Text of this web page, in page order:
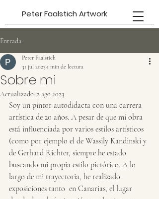
Peter Faalstich Artwork
Entrada
Sobre mi
Peter Faalstich
31 jul 2023 1 min de lectura
Actualizado: 2 ago 2023
Soy un pintor autodidacta con una carrera
artística de 20 años. A pesar de que mi obra
está influenciada por varios estilos artísticos
(como por ejemplo el de Wassily Kandinski y
de Gerhard Richter, siempre he estado
buscando mi propia estilo pictórico. A lo
largo de mi trayectoria, he realizado
exposiciones tanto  en Canarias, el lugar